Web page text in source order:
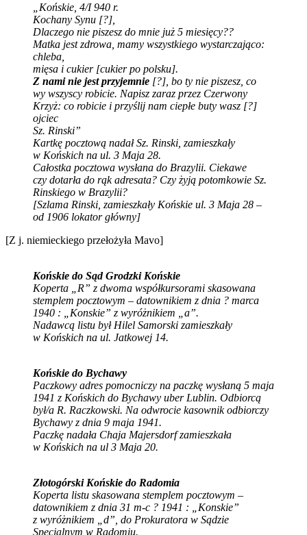
„Końskie, 4/I 940 r.
Kochany Synu [?],
Dlaczego nie piszesz do mnie już 5 miesięcy??
Matka jest zdrowa, mamy wszystkiego wystarczająco:
chleba,
mięsa i cukier [cukier po polsku].
Z nami nie jest przyjemnie [?], bo ty nie piszesz, co
wy wszyscy robicie. Napisz zaraz przez Czerwony
Krzyż: co robicie i przyślij nam ciepłe buty wasz [?]
ojciec
Sz. Rinski”
Kartkę pocztową nadał Sz. Rinski, zamieszkały
w Końskich na ul. 3 Maja 28.
Całostka pocztowa wysłana do Brazylii. Ciekawe
czy dotarła do rąk adresata? Czy żyją potomkowie Sz.
Rinskiego w Brazylii?
[Szlama Rinski, zamieszkały Końskie ul. 3 Maja 28 –
od 1906 lokator główny]
[Z j. niemieckiego przełożyła Mavo]
Końskie do Sąd Grodzki Końskie
Koperta „R” z dwoma współkursorami skasowana
stemplem pocztowym – datownikiem z dnia ? marca
1940 : „Konskie” z wyróżnikiem „a”.
Nadawcą listu był Hilel Samorski zamieszkały
w Końskich na ul. Jatkowej 14.
Końskie do Bychawy
Paczkowy adres pomocniczy na paczkę wysłaną 5 maja
1941 z Końskich do Bychawy uber Lublin. Odbiorcą
był/a R. Raczkowski. Na odwrocie kasownik odbiorczy
Bychawy z dnia 9 maja 1941.
Paczkę nadała Chaja Majersdorf zamieszkała
w Końskich na ul 3 Maja 20.
Złotogórski Końskie do Radomia
Koperta listu skasowana stemplem pocztowym –
datownikiem z dnia 31 m-c ? 1941 : „Konskie”
z wyróżnikiem „d”, do Prokuratora w Sądzie
Specjalnym w Radomiu.